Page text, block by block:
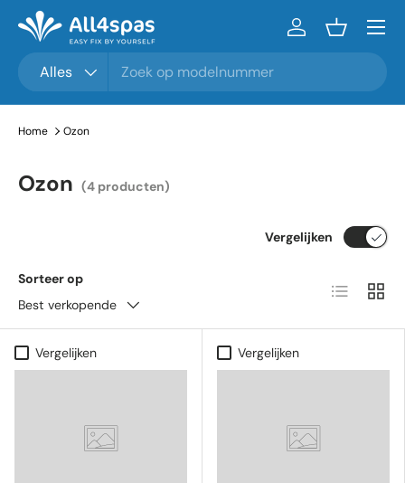
Ga naar inhoud
Alles
InloggenMandje
Menu
Home Ozon
Ozon (4 producten)
Sorteer op
Best verkopende
Vergelijken
Lijst
Vergelijken Vergelijken